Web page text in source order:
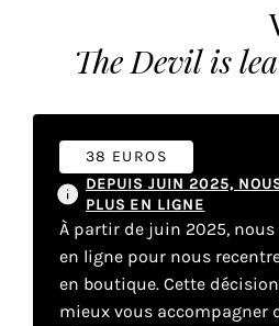
The Devil is
38 EUROS
DEPUIS JUIN 2025,
PLUS EN LIGNE
À partir de juin 2025, nous
en ligne pour nous
en boutique. Cette
mieux vous accompagner
page
confidentialité.
ACCEPTER
COOKIES